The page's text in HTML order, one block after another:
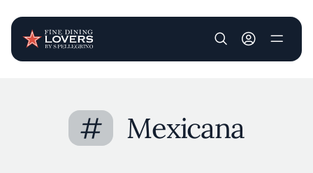
User account
# Mexicana